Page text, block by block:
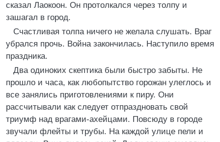
сказал Лаокоон. Он протолкался через толпу и
зашагал в город.
Счастливая толпа ничего не желала слушать. Враг
убрался прочь. Война закончилась. Наступило время
праздника.
Два одиноких скептика были быстро забыты. Не
прошло и часа, как любопытство горожан улеглось и
все занялись приготовлениями к пиру. Они
рассчитывали как следует отпраздновать свой
триумф над врагами-ахейцами. Повсюду в городе
звучали флейты и трубы. На каждой улице пели и